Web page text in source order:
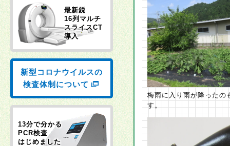
梅雨に入り雨が降ったの
す。
最新鋭
16列マルチ
スライスCT
導入
新型コロナウイルスの
検査体制について
13分で分かる
PCR検査
はじめました